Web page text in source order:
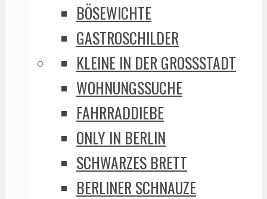
BÖSEWICHTE
GASTROSCHILDER
KLEINE IN DER GROSSSTADT
WOHNUNGSSUCHE
FAHRRADDIEBE
ONLY IN BERLIN
SCHWARZES BRETT
BERLINER SCHNAUZE